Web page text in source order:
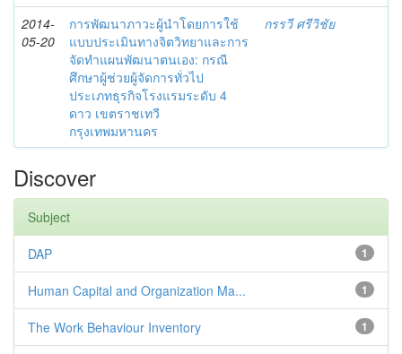
2014-
05-20
การพัฒนาภาวะผู้นำโดยการใช้
แบบประเมินทางจิตวิทยาและการ
จัดทำแผนพัฒนาตนเอง: กรณี
ศึกษาผู้ช่วยผู้จัดการทั่วไป
ประเภทธุรกิจโรงแรมระดับ 4
ดาว เขตราชเทวี
กรุงเทพมหานคร
กรรวี ศรีวิชัย
Discover
Subject
1
DAP
1
Human Capital and Organization Ma...
1
The Work Behaviour Inventory